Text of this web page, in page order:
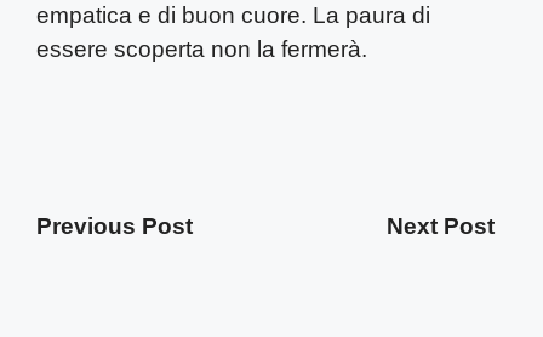
empatica e di buon cuore. La paura di
essere scoperta non la fermerà.
Previous Post Next Post